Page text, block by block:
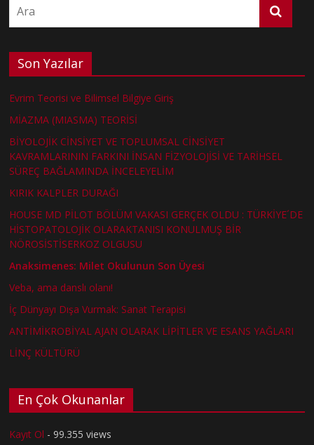
Son Yazılar
Evrim Teorisi ve Bilimsel Bilgiye Giriş
MİAZMA (MIASMA) TEORİSİ
BİYOLOJİK CİNSİYET VE TOPLUMSAL CİNSİYET
KAVRAMLARININ FARKINI İNSAN FİZYOLOJİSİ VE TARİHSEL
SÜREÇ BAĞLAMINDA İNCELEYELİM
KIRIK KALPLER DURAĞI
HOUSE MD PİLOT BÖLÜM VAKASI GERÇEK OLDU : TÜRKİYE´DE
HİSTOPATOLOJİK OLARAKTANISI KONULMUŞ BİR
NÖROSİSTİSERKOZ OLGUSU
Anaksimenes: Milet Okulunun Son Üyesi
Veba, ama danslı olanı!
İç Dünyayı Dışa Vurmak: Sanat Terapisi
ANTİMİKROBİYAL AJAN OLARAK LİPİTLER VE ESANS YAĞLARI
LİNÇ KÜLTÜRÜ
En Çok Okunanlar
Kayıt Ol - 99.355 views